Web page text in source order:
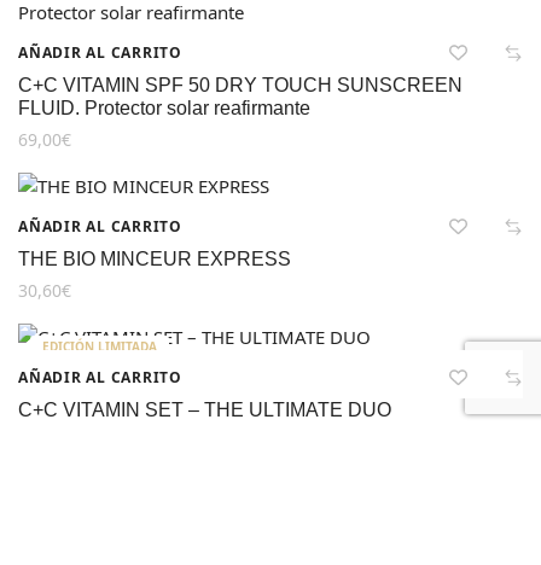
AÑADIR AL CARRITO
C+C VITAMIN SPF 50 DRY TOUCH SUNSCREEN
FLUID. Protector solar reafirmante
69,00€
AÑADIR AL CARRITO
THE BIO MINCEUR EXPRESS
30,60€
EDICIÓN LIMITADA
AÑADIR AL CARRITO
C+C VITAMIN SET – THE ULTIMATE DUO